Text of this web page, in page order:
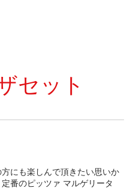
セット
にも楽しんで頂きたい思いか
番のピッツァ マルゲリータ